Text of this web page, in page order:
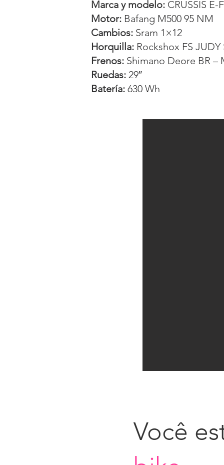
Marca y modelo: CRUSSIS
Motor: Bafang M500 95 NM
Cambios: Sram 1×12
Horquilla: Rockshox FS JUDY
Frenos: Shimano Deore BR –
Ruedas: 29″
Batería: 630 Wh
Você